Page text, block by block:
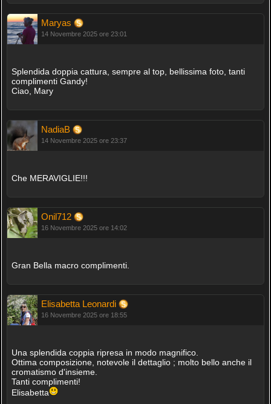
Maryas
14 Novembre 2025 ore 23:01
Splendida doppia cattura, sempre al top, bellissima foto, tanti
complimenti Gandy!
Ciao, Mary
NadiaB
14 Novembre 2025 ore 23:37
Che MERAVIGLIE!!!
Onil712
16 Novembre 2025 ore 14:02
Gran Bella macro complimenti.
Elisabetta Leonardi
16 Novembre 2025 ore 18:55
Una splendida coppia ripresa in modo magnifico.
Ottima composizione, notevole il dettaglio ; molto bello anche il
cromatismo d'insieme.
Tanti complimenti!
Elisabetta